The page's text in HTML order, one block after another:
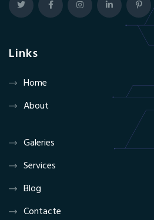
Links
Home
About
Galeries
Services
Blog
Contacte